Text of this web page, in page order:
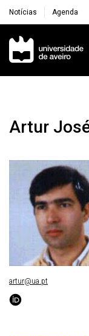
Notícias Agenda
Navegação
Artur
artur@ua.pt